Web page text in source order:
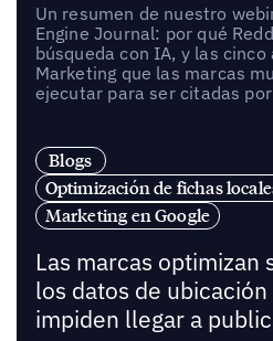
Un resumen de nuestro
Engine Journal: por qué
búsqueda con IA, y las
Marketing que las marcas
ejecutar para ser citadas
Blogs
Optimización de fichas
Marketing en Google
Las marcas optimizan
los datos de
impiden llegar a